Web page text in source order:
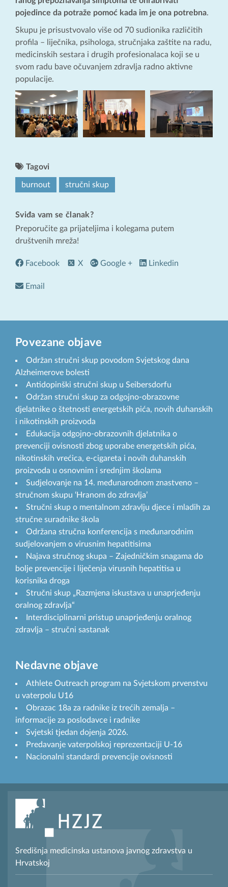
pojedince da potraže pomoć kada im je ona potrebna.
Skupu je prisustvovalo više od 70 sudionika različitih
profila – liječnika, psihologa, stručnjaka zaštite na radu,
medicinskih sestara i drugih profesionalaca koji se u
svom radu bave očuvanjem zdravlja radno aktivne
populacije.
Tagovi
burnout stručni skup
Sviđa vam se članak?
Preporučite ga prijateljima i kolegama putem
društvenih mreža!
Facebook X Google + Linkedin
Email
Povezane objave
Održan stručni skup povodom Svjetskog dana
Alzheimerove bolesti
Antidopinški stručni skup u Seibersdorfu
Održan stručni skup za odgojno-obrazovne
djelatnike o štetnosti energetskih pića, novih duhanskih
i nikotinskih proizvoda
Edukacija odgojno-obrazovnih djelatnika o
prevenciji ovisnosti zbog uporabe energetskih pića,
nikotinskih vrećica, e-cigareta i novih duhanskih
proizvoda u osnovnim i srednjim školama
Sudjelovanje na 14. međunarodnom znastveno –
stručnom skupu ‘Hranom do zdravlja’
Stručni skup o mentalnom zdravlju djece i mladih za
stručne suradnike škola
Održana stručna konferencija s međunarodnim
sudjelovanjem o virusnim hepatitisima
Najava stručnog skupa – Zajedničkim snagama do
bolje prevencije i liječenja virusnih hepatitisa u
korisnika droga
Stručni skup „Razmjena iskustava u unaprjeđenju
oralnog zdravlja“
Interdisciplinarni pristup unaprjeđenju oralnog
zdravlja – stručni sastanak
Nedavne objave
Athlete Outreach program na Svjetskom prvenstvu
u vaterpolu U16
Obrazac 18a za radnike iz trećih zemalja –
informacije za poslodavce i radnike
Svjetski tjedan dojenja 2026.
Predavanje vaterpolskoj reprezentaciji U-16
Nacionalni standardi prevencije ovisnosti
Središnja medicinska ustanova javnog zdravstva u
Hrvatskoj